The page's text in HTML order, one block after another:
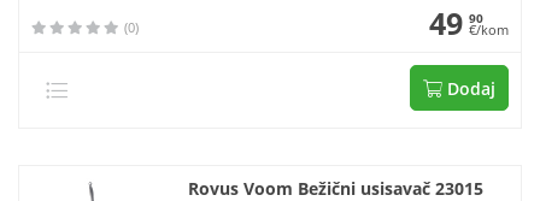
(0) 49 90
€/kom
Dodaj
Rovus Voom Bežični usisavač 23015